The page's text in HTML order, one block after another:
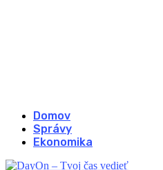
Domov
Správy
Ekonomika